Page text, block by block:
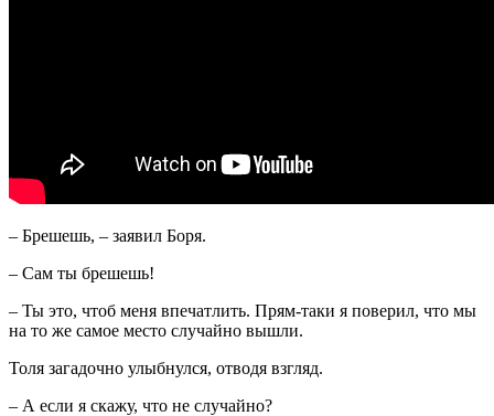
– Брешешь, – заявил Боря.
– Сам ты брешешь!
– Ты это, чтоб меня впечатлить. Прям-таки я поверил, что мы
на то же самое место случайно вышли.
Толя загадочно улыбнулся, отводя взгляд.
– А если я скажу, что не случайно?